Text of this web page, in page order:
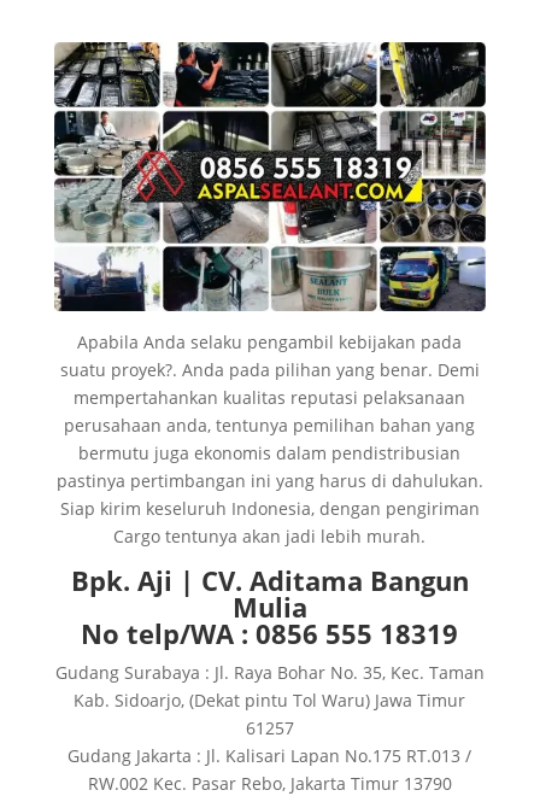
Apabila Anda selaku pengambil kebijakan pada
suatu proyek?. Anda pada pilihan yang benar. Demi
mempertahankan kualitas reputasi pelaksanaan
perusahaan anda, tentunya pemilihan bahan yang
bermutu juga ekonomis dalam pendistribusian
pastinya pertimbangan ini yang harus di dahulukan.
Siap kirim keseluruh Indonesia, dengan pengiriman
Cargo tentunya akan jadi lebih murah.
Bpk. Aji | CV. Aditama Bangun
Mulia
No telp/WA : 0856 555 18319
Gudang Surabaya : Jl. Raya Bohar No. 35, Kec. Taman
Kab. Sidoarjo, (Dekat pintu Tol Waru) Jawa Timur
61257
Gudang Jakarta : Jl. Kalisari Lapan No.175 RT.013 /
RW.002 Kec. Pasar Rebo, Jakarta Timur 13790